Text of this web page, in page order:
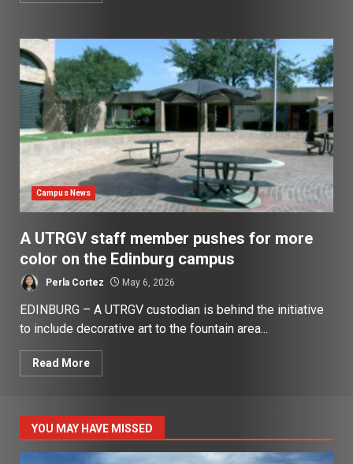
Campus News
A UTRGV staff member pushes for more
color on the Edinburg campus
Perla Cortez May 6, 2026
EDINBURG – A UTRGV custodian is behind the initiative
to include decorative art to the fountain area...
Read More
YOU MAY HAVE MISSED